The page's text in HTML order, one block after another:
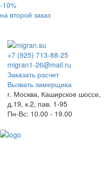
-10%
на второй заказ
+7 (925) 713-88-25
migran1-26@mail.ru
Заказать расчет
Вызвать замерщика
г. Москва, Каширское шоссе,
д.19, к.2, пав. 1-95
Пн-Вс: 10.00 - 19.00